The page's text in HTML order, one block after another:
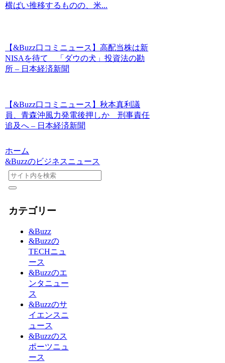
横ばい推移するものの、米...
【&Buzz口コミニュース】高配当株は新
NISAを待て 「ダウの犬」投資法の勘
所 – 日本経済新聞
【&Buzz口コミニュース】秋本真利議
員、青森沖風力発電後押しか 刑事責任
追及へ – 日本経済新聞
ホーム
&Buzzのビジネスニュース
カテゴリー
&Buzz
&Buzzの
TECHニュ
ース
&Buzzのエ
ンタニュー
ス
&Buzzのサ
イエンスニ
ュース
&Buzzのス
ポーツニュ
ース